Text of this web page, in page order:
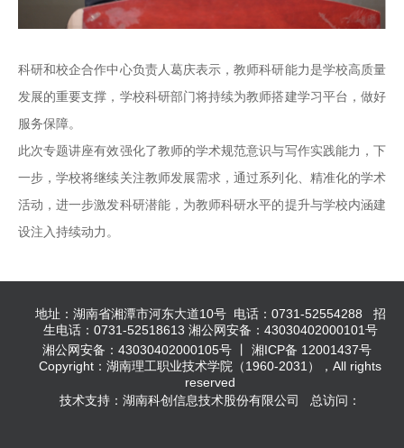
科研和校企合作中心负责人葛庆表示，教师科研能力是学校高质量
发展的重要支撑，学校科研部门将持续为教师搭建学习平台，做好
服务保障。
此次专题讲座有效强化了教师的学术规范意识与写作实践能力，下
一步，学校将继续关注教师发展需求，通过系列化、精准化的学术
活动，进一步激发科研潜能，为教师科研水平的提升与学校内涵建
设注入持续动力。
地址：湖南省湘潭市河东大道10号 电话：0731-52554288 招
生电话：0731-52518613 湘公网安备：43030402000101号
湘公网安备：43030402000105号 丨 湘ICP备 12001437号
Copyright：湖南理工职业技术学院（1960-2031），All rights
reserved
技术支持：湖南科创信息技术股份有限公司 总访问：